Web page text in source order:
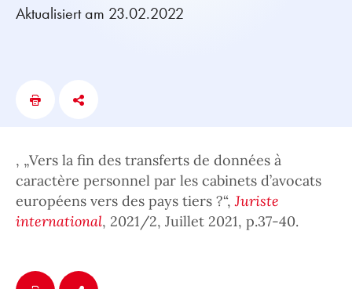
Aktualisiert am 23.02.2022
, „Vers la fin des transferts de données à
caractère personnel par les cabinets d’avocats
européens vers des pays tiers ?“,Juriste
international, 2021/2, Juillet 2021, p.37-40.